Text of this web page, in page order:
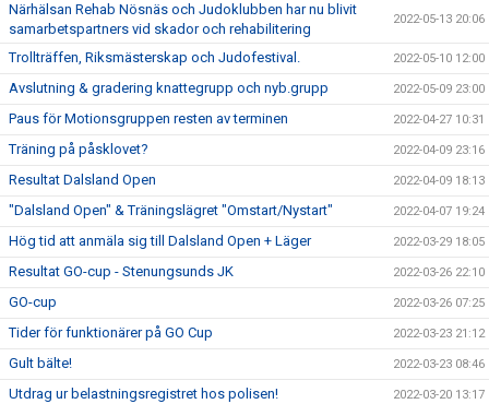
Närhälsan Rehab Nösnäs och Judoklubben har nu blivit
samarbetspartners vid skador och rehabilitering
2022-05-13 20:06
Trollträffen, Riksmästerskap och Judofestival. 2022-05-10 12:00
Avslutning & gradering knattegrupp och nyb.grupp 2022-05-09 23:00
Paus för Motionsgruppen resten av terminen 2022-04-27 10:31
Träning på påsklovet? 2022-04-09 23:16
Resultat Dalsland Open 2022-04-09 18:13
"Dalsland Open" & Träningslägret "Omstart/Nystart" 2022-04-07 19:24
Hög tid att anmäla sig till Dalsland Open + Läger 2022-03-29 18:05
Resultat GO-cup - Stenungsunds JK 2022-03-26 22:10
GO-cup 2022-03-26 07:25
Tider för funktionärer på GO Cup 2022-03-23 21:12
Gult bälte! 2022-03-23 08:46
Utdrag ur belastningsregistret hos polisen! 2022-03-20 13:17